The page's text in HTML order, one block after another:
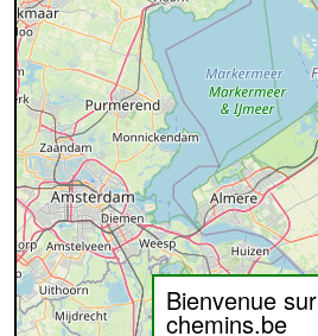
Bienvenue sur
chemins.be